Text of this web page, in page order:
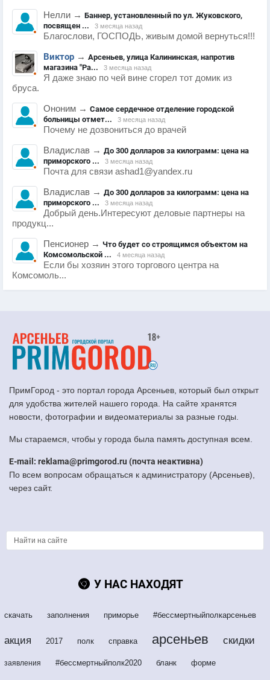
Нелли → Баннер, установленный по ул. Жуковского,
посвящен ...
3 месяца назад
Благослови, ГОСПОДЬ, живым домой вернуться!!!
Виктор → Арсеньев, улица Калининская, напротив
магазина "Ра...
3 месяца назад
Я даже знаю по чей вине сгорел тот домик из
бруса.
Ононим → Самое сердечное отделение городской
больницы отмет...
3 месяца назад
Почему не дозвониться до врачей
Владислав → До 300 долларов за килограмм: цена на
приморского ...
3 месяца назад
Почта для связи ashad1@yandex.ru
Владислав → До 300 долларов за килограмм: цена на
приморского ...
3 месяца назад
Добрый день.Интересуют деловые партнеры на
продукц...
Пенсионер → Что будет со строящимся объектом на
Комсомольской ...
4 месяца назад
Если бы хозяин этого торгового центра на
Комсомоль...
ПримГород - это портал города Арсеньев, который был открыт
для удобства жителей нашего города. На сайте хранятся
новости, фотографии и видеоматериалы за разные годы.
Мы стараемся, чтобы у города была память доступная всем.
E-mail: reklama@primgorod.ru (почта неактивна)
По всем вопросам обращаться к администратору (Арсеньев),
через сайт.
У НАС НАХОДЯТ
скачать заполнения приморье #бессмертныйполкарсеньев
акция 2017 полк справка арсеньев скидки
заявления #бессмертныйполк2020 бланк форме